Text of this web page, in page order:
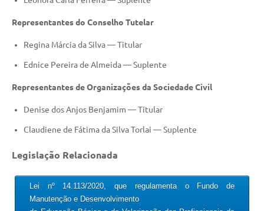
Representantes do Conselho Tutelar
Regina Márcia da Silva — Titular
Ednice Pereira de Almeida — Suplente
Representantes de Organizações da Sociedade Civil
Denise dos Anjos Benjamim — Titular
Claudiene de Fátima da Silva Torlai — Suplente
Legislação Relacionada
Lei nº 14.113/2020, que regulamenta o Fundo de
Manutenção e Desenvolvimento